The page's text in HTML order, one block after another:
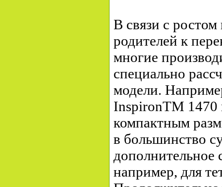
В связи с ростом
родителей к
многие
специально
модели.
InspironTM 1470
компактным
в большинство
дополнительное
например, для